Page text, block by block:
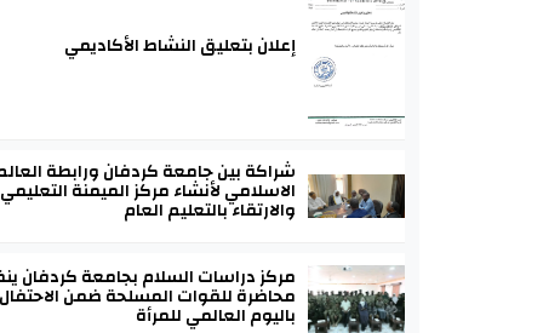
إعلان بتعليق النشاط الأكاديمي
شراكة بين جامعة كردفان ورابطة
الاسلامي لأنشاء مركز الميمنة التعليمي
والارتقاء بالتعليم العام
مركز دراسات السلام بجامعة كردفان
محاضرة للقوات المسلحة ضمن الاحتفال
باليوم العالمي للمرأة